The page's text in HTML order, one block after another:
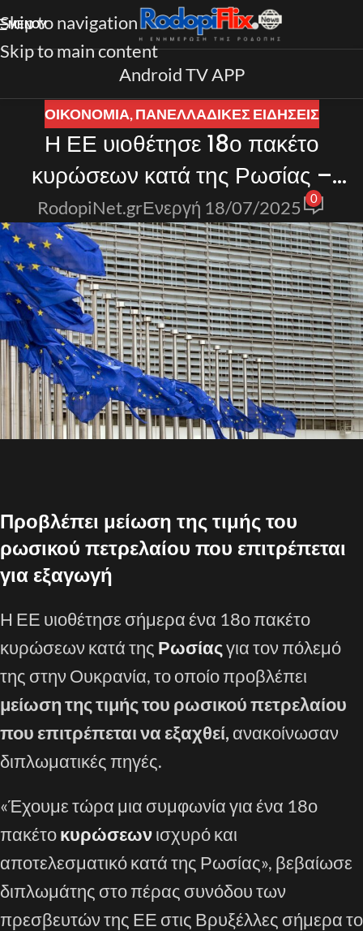
Skip to navigation
Skip to main content
ΜΕΝΟΎ
Android TV APP
ΟΙΚΟΝΟΜΙΑ,ΠΑΝΕΛΛΑΔΙΚΈΣ ΕΙΔΉΣΕΙΣ
Η ΕΕ υιοθέτησε 18ο πακέτο
κυρώσεων κατά της Ρωσίας –
News.gr
RodopiNet.grΕνεργή 18/07/2025 0
Προβλέπει μείωση της τιμής του
ρωσικού πετρελαίου που επιτρέπεται
για εξαγωγή
Η ΕΕ υιοθέτησε σήμερα ένα 18ο πακέτο
κυρώσεων κατά της Ρωσίαςγια τον πόλεμό
της στην Ουκρανία, το οποίο προβλέπει
μείωση της τιμής του ρωσικού πετρελαίου
που επιτρέπεται να εξαχθεί, ανακοίνωσαν
διπλωματικές πηγές.
«Έχουμε τώρα μια συμφωνία για ένα 18ο
πακέτοκυρώσεωνισχυρό και
αποτελεσματικό κατά της Ρωσίας», βεβαίωσε
διπλωμάτης στο πέρας συνόδου των
πρεσβευτών της ΕΕ στις Βρυξέλλες σήμερα το